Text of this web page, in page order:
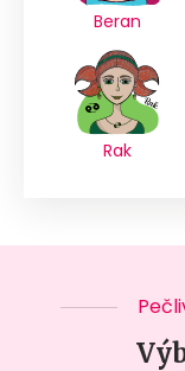
Beran
Rak